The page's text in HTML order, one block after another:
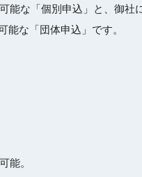
能な「個別申込」と、御社
能な「団体申込」です。
能。